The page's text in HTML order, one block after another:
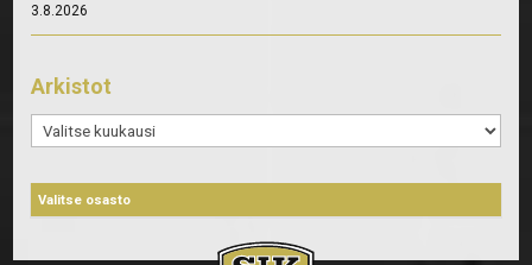
3.8.2026
Arkistot
Arkistot